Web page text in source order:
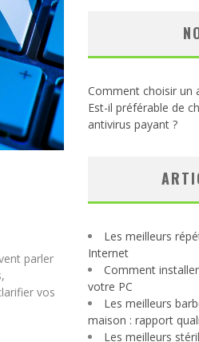
parler
vos
Comment choisir un
Est-il préférable de
antivirus payant ?
Les meilleurs
Internet
Comment
votre PC
Les meilleurs
maison : rapport
Les meilleurs